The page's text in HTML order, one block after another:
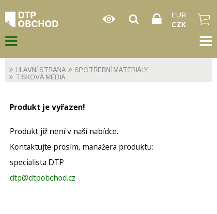
EUR
CZK
HLAVNÍ STRANA
SPOTŘEBNÍ MATERIÁLY
TISKOVÁ MÉDIA
Produkt je vyřazen!
Produkt již není v naší nabídce.
Kontaktujte prosím, manažera produktu:
specialista DTP
dtp@dtpobchod.cz